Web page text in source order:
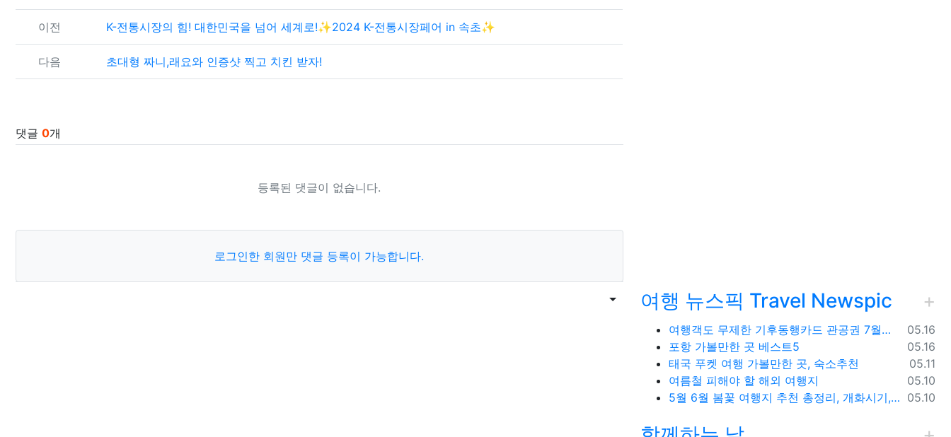
이전 K-전통시장의 힘! 대한민국을 넘어 세계로!✨2024 K-전통시장페어 in 속초✨
다음 초대형 짜니,래요와 인증샷 찍고 치킨 받자!
댓글 0개
등록된 댓글이 없습니다.
로그인한 회원만 댓글 등록이 가능합니다.
목록게시물 옵션여행 뉴스픽 Travel Newspic
등록일
05.16
여행객도 무제한 기후동행카드 관공권 7월출시
등록일
05.16
포항 가볼만한 곳 베스트5
등록일
05.11
태국 푸켓 여행 가볼만한 곳, 숙소추천
등록일
05.10
여름철 피해야 할 해외 여행지
등록일
05.10
5월 6월 봄꽃 여행지 추천 총정리, 개화시기, 지도공유